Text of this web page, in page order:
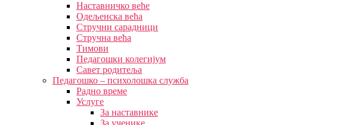
Наставничко веће
Одељенска већа
Стручни сарадници
Стручна већа
Тимови
Педагошки колегијум
Савет родитеља
Педагошко – психолошка служба
Радно време
Услуге
За наставнике
За ученике